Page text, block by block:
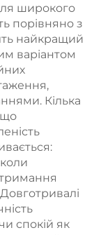
широкого
порівняно з
найкращий
варіантом
Кілька
що
спокій як